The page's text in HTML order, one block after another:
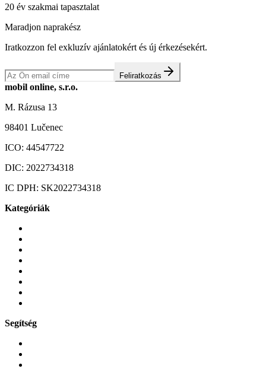
20 év szakmai tapasztalat
Maradjon naprakész
Iratkozzon fel exkluzív ajánlatokért és új érkezésekért.
Feliratkozás
mobil online, s.r.o.
M. Rázusa 13
98401 Lučenec
ICO: 44547722
DIC: 2022734318
IC DPH: SK2022734318
Kategóriák
Segítség